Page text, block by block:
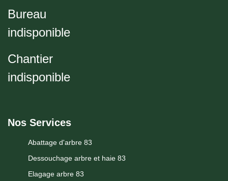
Bureau
indisponible
Chantier
indisponible
Nos Services
Abattage d'arbre 83
Dessouchage arbre et haie 83
Elagage arbre 83